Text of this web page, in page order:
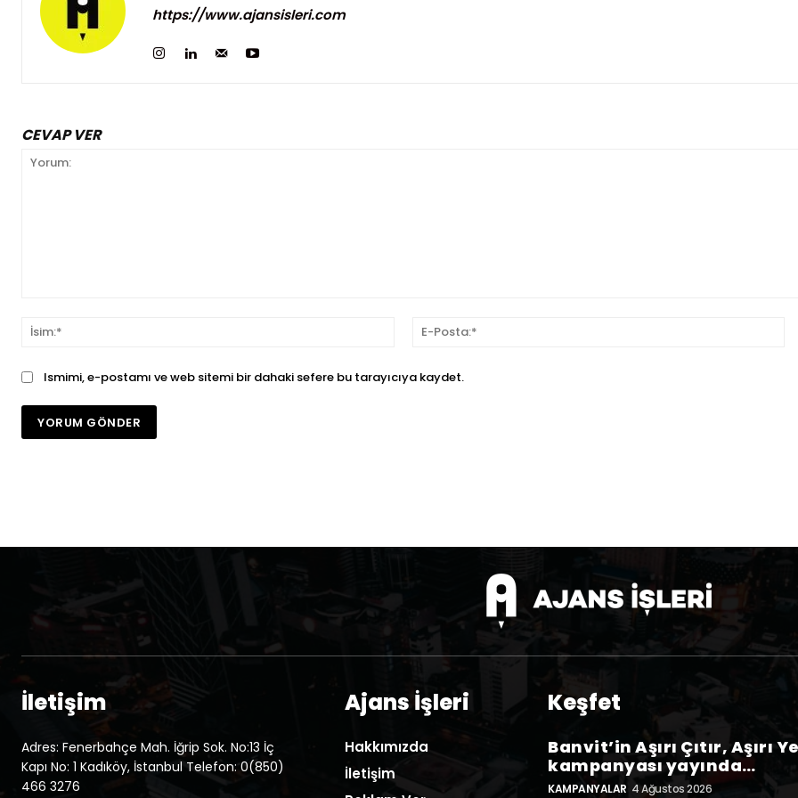
https://www.ajansisleri.com
CEVAP VER
İsim:*
Ismimi, e-postamı ve web sitemi bir dahaki sefere bu tarayıcıya kaydet.
İletişim
Adres: Fenerbahçe Mah. İğrip Sok. No:13 İç
Kapı No: 1 Kadıköy, İstanbul Telefon: 0(850)
466 3276
Ajans İşleri
Hakkımızda
İletişim
Keşfet
Banvit’in Aşırı Çıtır, Aşırı
kampanyası yayında…
KAMPANYALAR 4 Ağustos 2026